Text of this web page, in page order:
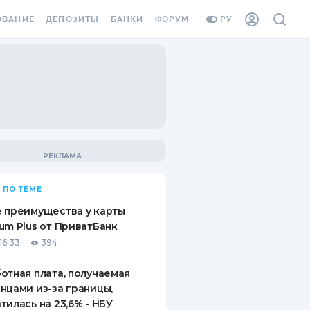
РУ
ВИНЬЕТКА
СОТРУДНИКОВ
ОТ
СЛУЧАЕВ
ДЕПОЗИТЫ
ВОПРОСЫ И ОТВЕТЫ
ПУТЕВОДИТЕЛИ ПО
БАНКИ ФОРУМ
ПО ТЕМЕ
преимущества у карты
Plus от ПриватБанк
394
плата, получаемая
из-за границы,
на 23,6% - НБУ